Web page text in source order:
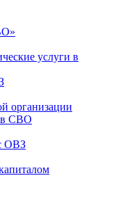
услуги в
организации
СВО
ОВЗ